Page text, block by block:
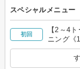
スペシャルメニュー
初回
【2～4
ニング《